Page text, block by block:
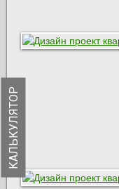
КАЛЬКУЛЯТОР